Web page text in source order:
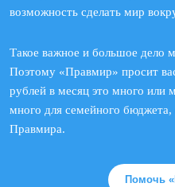
возможность сделать мир
Такое важное и большое дело
Поэтому «Правмир» просит
рублей в месяц это много или
много для семейного бюджета,
Правмира.
Помочь